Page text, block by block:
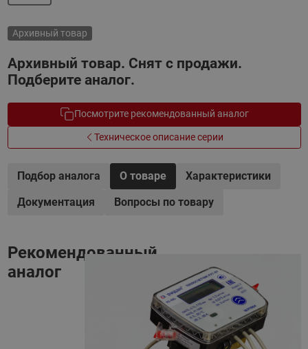
Архивный товар
Архивный товар. Снят с продажи.
Подберите аналог.
Посмотрите рекомендованный аналог
Техническое описание серии
Подбор аналога О товаре
Характеристики
Документация
Вопросы по товару
Рекомендованный
аналог